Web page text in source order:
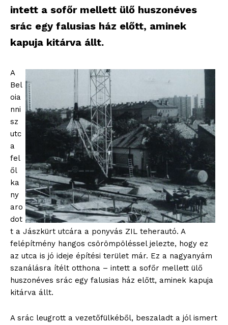
intett a sofőr mellett ülő huszonéves
srác egy falusias ház előtt, aminek
kapuja kitárva állt.
A
Bel
oia
nni
sz
utc
a
fel
ől
ka
ny
aro
dot
t a Jászkürt utcára a ponyvás ZIL teherautó. A
felépítmény hangos csörömpöléssel jelezte, hogy ez
az utca is jó ideje építési terület már. Ez a nagyanyám
szanálásra ítélt otthona – intett a sofőr mellett ülő
huszonéves srác egy falusias ház előtt, aminek kapuja
kitárva állt.
A srác leugrott a vezetőfülkéből, beszaladt a jól ismert